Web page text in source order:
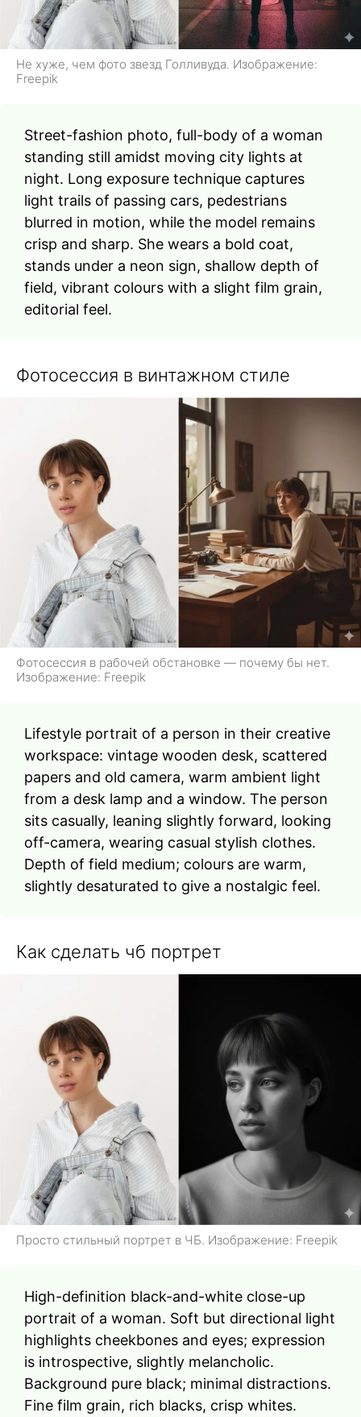
Не хуже, чем фото звезд Голливуда. Изображение:
Freepik
Street-fashion photo, full-body of a woman
standing still amidst moving city lights at
night. Long exposure technique captures
light trails of passing cars, pedestrians
blurred in motion, while the model remains
crisp and sharp. She wears a bold coat,
stands under a neon sign, shallow depth of
field, vibrant colours with a slight film grain,
editorial feel.
Фотосессия в винтажном стиле
Фотосессия в рабочей обстановке — почему бы нет.
Изображение: Freepik
Lifestyle portrait of a person in their creative
workspace: vintage wooden desk, scattered
papers and old camera, warm ambient light
from a desk lamp and a window. The person
sits casually, leaning slightly forward, looking
off-camera, wearing casual stylish clothes.
Depth of field medium; colours are warm,
slightly desaturated to give a nostalgic feel.
Как сделать чб портрет
Просто стильный портрет в ЧБ. Изображение: Freepik
High-definition black-and-white close-up
portrait of a woman. Soft but directional light
highlights cheekbones and eyes; expression
is introspective, slightly melancholic.
Background pure black; minimal distractions.
Fine film grain, rich blacks, crisp whites.